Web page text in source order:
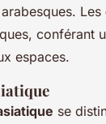
Les
conférant
espaces.
se